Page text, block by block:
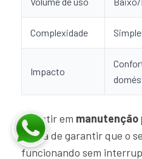
Complexidade
Impacto
Investir em manutenção
forma de garantir que o
funcionando sem